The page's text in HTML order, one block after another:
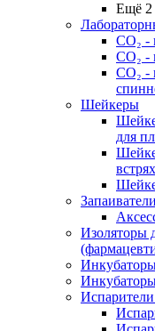
Ещё 2
СО₂ -
СО₂ -
СО₂ -
Шейкеры
для
Изоляторы